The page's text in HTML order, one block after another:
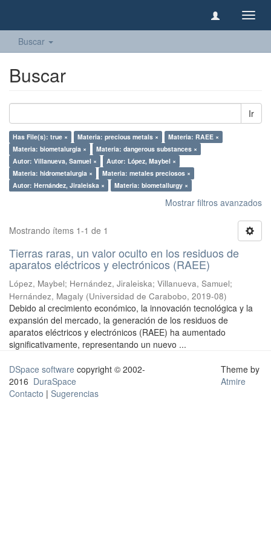
Buscar
Buscar
Ir
Has File(s): true × Materia: precious metals ×
Materia: RAEE ×
Materia: biometalurgia ×
Materia: dangerous substances ×
Autor: Villanueva, Samuel ×
Autor: López, Maybel ×
Materia: hidrometalurgia ×
Materia: metales preciosos ×
Autor: Hernández, Jiraleiska ×
Materia: biometallurgy ×
Mostrar filtros avanzados
Mostrando ítems 1-1 de 1
Tierras raras, un valor oculto en los residuos de
aparatos eléctricos y electrónicos (RAEE)
López, Maybel; Hernández, Jiraleiska; Villanueva, Samuel;
Hernández, Magaly (Universidad de Carabobo, 2019-08)
Debido al crecimiento económico, la innovación tecnológica y la
expansión del mercado, la generación de los residuos de
aparatos eléctricos y electrónicos (RAEE) ha aumentado
significativamente, representando un nuevo ...
DSpace software copyright © 2002-
2016 DuraSpace
Contacto | Sugerencias
Theme by
Atmire